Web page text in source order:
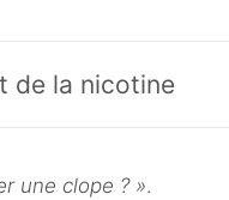
de la nicotine
une clope ? ».